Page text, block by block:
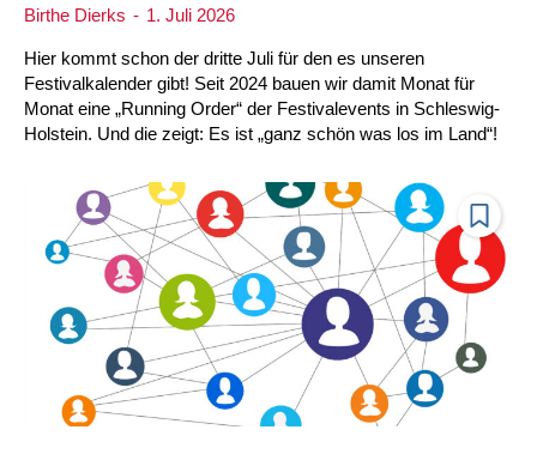
Birthe Dierks - 1. Juli 2026
Hier kommt schon der dritte Juli für den es unseren
Festivalkalender gibt! Seit 2024 bauen wir damit Monat für
Monat eine „Running Order“ der Festivalevents in Schleswig-
Holstein. Und die zeigt: Es ist „ganz schön was los im Land“!